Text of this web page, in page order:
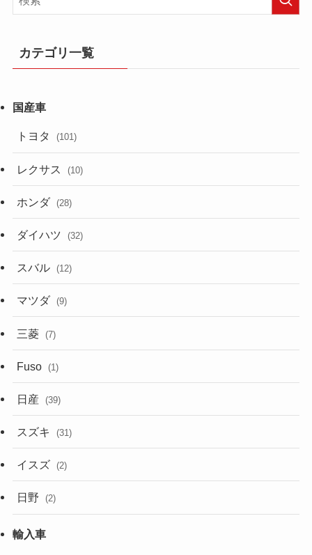
カテゴリ一覧
トヨタ (101)
レクサス (10)
ホンダ (28)
ダイハツ (32)
スバル (12)
マツダ (9)
三菱 (7)
Fuso (1)
日産 (39)
スズキ (31)
イスズ (2)
日野 (2)